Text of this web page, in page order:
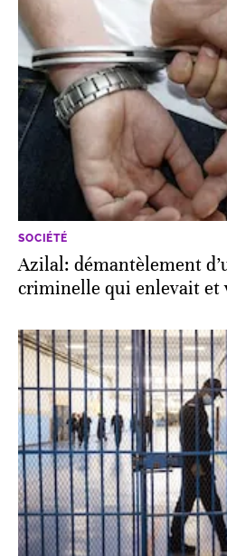
SOCIÉTÉ
Azilal: démantèlement
criminelle qui enlevait et